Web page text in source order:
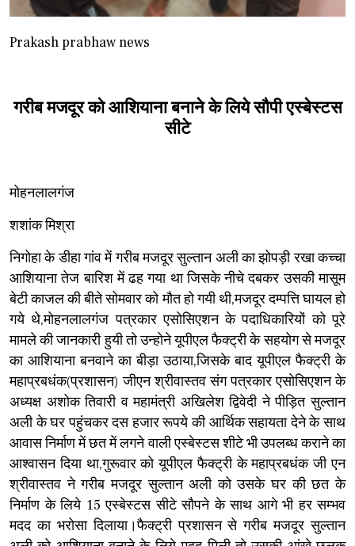
Prakash prabhaw news
गरीब मजदूर को आशियाना बनाने के लिये सौपी एस्बेस्टस
सीटे
मोहनलालगंज
शशांक मिश्रा
निगोहा के डीहा गांव में गरीब मजदूर सुल्तान अली का झोपड़ी रखा कच्चा
आशियाना तेज बारिश में ढह गया था जिसके नीचे दबकर उसकी मासूम
बेटी काजल की बीते सोमवार को मौत हो गयी थी,मजदूर दम्पत्ति घायल हो
गये थे,मोहनलालगंज पत्रकार एसोसिएशन के पदाधिकारियों को पूरे
मामले की जानकारी हुयी तो उन्होने यूपीएल फैक्ट्री के सहयोग से मजदूर
का आशियाना बनवाने का बीड़ा उठाया,जिसके बाद यूपीएल फैक्ट्री के
महाप्रबधंक(प्रशासन) जीएन श्रीवास्तव संग पत्रकार एसोसिएशन के
अध्यक्ष अशोक तिवारी व महामंत्री अखिलेश द्विवेदी ने पीड़ित सुल्तान
अली के घर पहुंचकर दस हजार रूपये की आर्थिक सहायता देने के साथ
आवास निर्माण में छत में लगने वाली एस्बेस्टस शीटे भी उपलब्ध कराने का
आश्वासन दिया था,गुरूवार को यूपीएल फैक्ट्री के महाप्रबधंक जी एन
श्रीवास्तव ने गरीब मजदूर सुल्तान अली को उसके घर की छत के
निर्माण के लिये 15 एस्बेस्टस सीटे सौपने के साथ आगे भी हर सम्भव
मदद का भरोसा दिलाया।फैक्ट्री प्रशासन से गरीब मजदूर सुल्तान